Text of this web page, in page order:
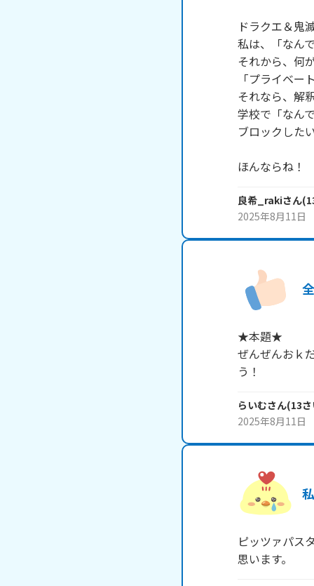
ドラクエ＆鬼
私は、「なん
それから、何
「プライベ
それなら、解
学校で「なん
ブロックした
ほんならね！
良希_rakiさん(
2025年8月11日
★本題★
ぜんぜんおｋ
う！
らいむさん(13
2025年8月11日
ピッツァパス
思います。